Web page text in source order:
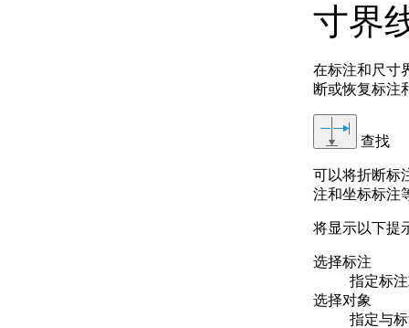
寸界
在标注和尺寸
断或恢复标注
查找
可以将折断标
注和坐标标注
将显示以下提
选择标注
指定标
选择对象
指定与